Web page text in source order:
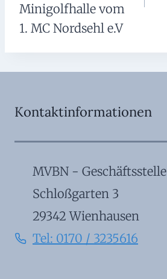
Minigolfhalle vom
1. MC Nordsehl e.V
Kontaktinformationen
MVBN - Geschäftsstelle
Schloßgarten 3
29342 Wienhausen
Tel: 0170 / 3235616